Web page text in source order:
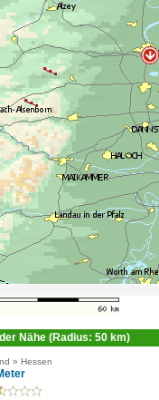
Nähe (Radius: 50 km)
» Hessen